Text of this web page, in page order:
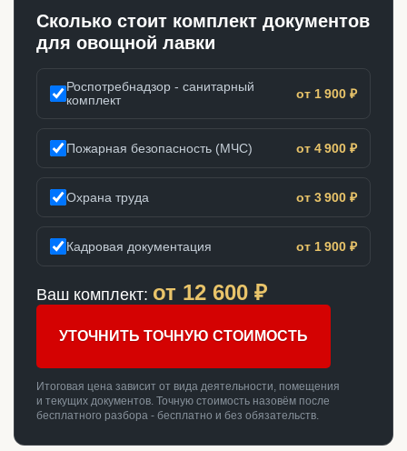
Сколько стоит комплект документов
для овощной лавки
Роспотребнадзор - санитарный
комплект
от 1 900 ₽
Пожарная безопасность (МЧС) от 4 900 ₽
Охрана труда от 3 900 ₽
Кадровая документация от 1 900 ₽
Ваш комплект: от 12 600 ₽
УТОЧНИТЬ ТОЧНУЮ СТОИМОСТЬ
Итоговая цена зависит от вида деятельности, помещения
и текущих документов. Точную стоимость назовём после
бесплатного разбора - бесплатно и без обязательств.